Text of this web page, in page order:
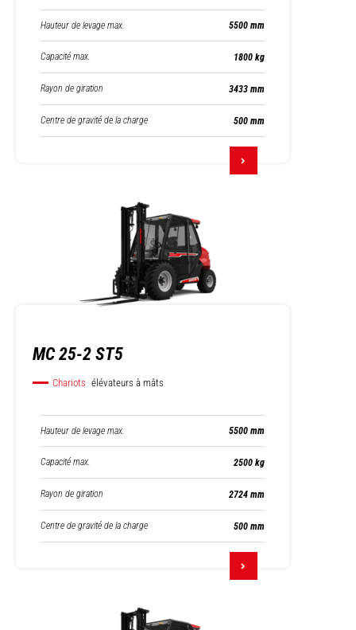
Hauteur de levage max. 5500 mm
Capacité max. 1800 kg
Rayon de giration 3433 mm
Centre de gravité de la charge 500 mm
MC 25-2 ST5
Chariots élévateurs à mâts
Hauteur de levage max. 5500 mm
Capacité max. 2500 kg
Rayon de giration 2724 mm
Centre de gravité de la charge 500 mm